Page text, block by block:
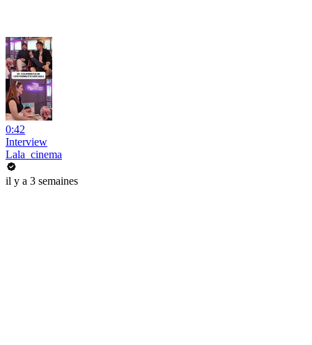
0:42
Interview
Lala_cinema
il y a 3 semaines